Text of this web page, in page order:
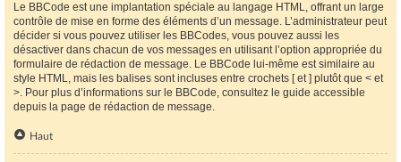
Le BBCode est une implantation spéciale au langage HTML, offrant un large
contrôle de mise en forme des éléments d’un message. L’administrateur peut
décider si vous pouvez utiliser les BBCodes, vous pouvez aussi les
désactiver dans chacun de vos messages en utilisant l’option appropriée du
formulaire de rédaction de message. Le BBCode lui-même est similaire au
style HTML, mais les balises sont incluses entre crochets [ et ] plutôt que < et
>. Pour plus d’informations sur le BBCode, consultez le guide accessible
depuis la page de rédaction de message.
Haut